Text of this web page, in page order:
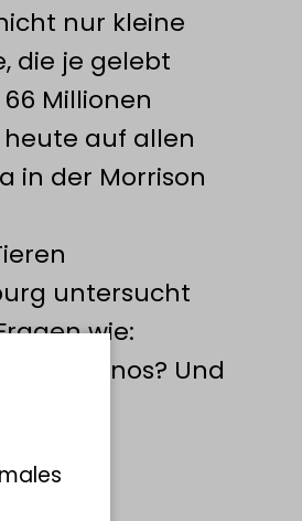
nur kleine
die je gelebt
Millionen
heute auf allen
in der Morrison
untersucht
wie:
Dinos? Und
für